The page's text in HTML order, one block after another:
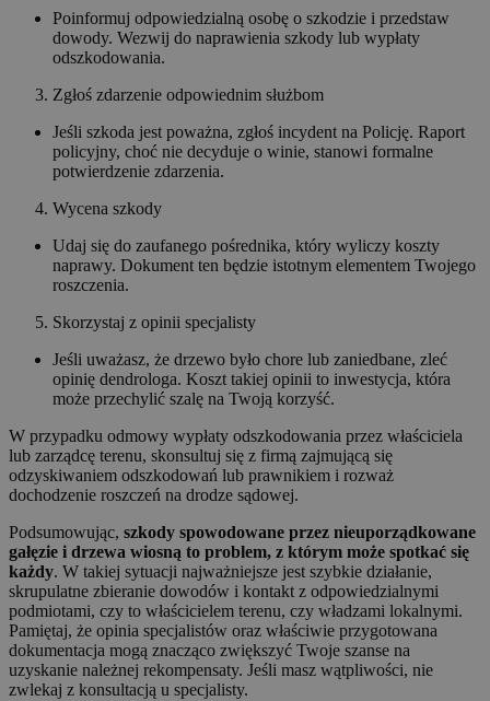
Poinformuj odpowiedzialną osobę o szkodzie i przedstaw
dowody. Wezwij do naprawienia szkody lub wypłaty
odszkodowania.
Zgłoś zdarzenie odpowiednim służbom
Jeśli szkoda jest poważna, zgłoś incydent na Policję. Raport
policyjny, choć nie decyduje o winie, stanowi formalne
potwierdzenie zdarzenia.
Wycena szkody
Udaj się do zaufanego pośrednika, który wyliczy koszty
naprawy. Dokument ten będzie istotnym elementem Twojego
roszczenia.
Skorzystaj z opinii specjalisty
Jeśli uważasz, że drzewo było chore lub zaniedbane, zleć
opinię dendrologa. Koszt takiej opinii to inwestycja, która
może przechylić szalę na Twoją korzyść.
W przypadku odmowy wypłaty odszkodowania przez właściciela
lub zarządcę terenu, skonsultuj się z firmą zajmującą się
odzyskiwaniem odszkodowań lub prawnikiem i rozważ
dochodzenie roszczeń na drodze sądowej.
Podsumowując, szkody spowodowane przez nieuporządkowane
gałęzie i drzewa wiosną to problem, z którym może spotkać się
każdy. W takiej sytuacji najważniejsze jest szybkie działanie,
skrupulatne zbieranie dowodów i kontakt z odpowiedzialnymi
podmiotami, czy to właścicielem terenu, czy władzami lokalnymi.
Pamiętaj, że opinia specjalistów oraz właściwie przygotowana
dokumentacja mogą znacząco zwiększyć Twoje szanse na
uzyskanie należnej rekompensaty. Jeśli masz wątpliwości, nie
zwlekaj z konsultacją u specjalisty.